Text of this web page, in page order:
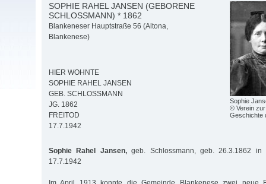
Sophie
© Verein
Geschichte
SOPHIE RAHEL JANSEN (GEBORENE
SCHLOSSMANN) * 1862
Blankeneser Hauptstraße 56 (Altona,
Blankenese)
HIER WOHNTE
SOPHIE RAHEL JANSEN
GEB. SCHLOSSMANN
JG. 1862
FREITOD
17.7.1942
Sophie Rahel Jansen,geb. Schlossmann, geb. 26.3.1862 in
17.7.1942